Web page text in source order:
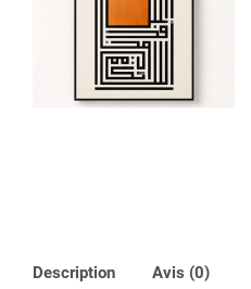
Description Avis (0)